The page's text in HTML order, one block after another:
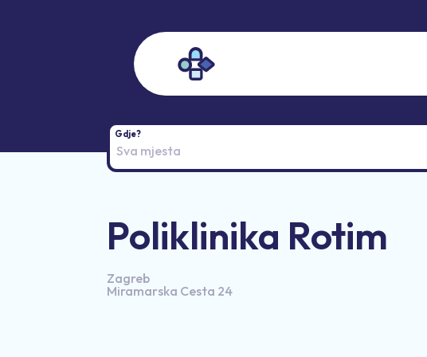
Sva mjesta
Poliklinika Rotim
Zagreb
Miramarska Cesta 24